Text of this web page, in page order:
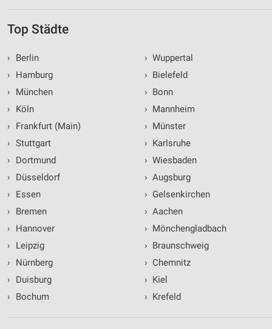
Top Städte
›
Berlin
›
Hamburg
›
München
›
Köln
›
Frankfurt (Main)
› Stuttgart
›
Dortmund
›
Düsseldorf
›
Essen
›
Bremen
›
Hannover
›
Leipzig
›
Nürnberg
›
Duisburg
›
Bochum
› Wuppertal
› Bielefeld
› Bonn
› Mannheim
› Münster
› Karlsruhe
› Wiesbaden
› Augsburg
› Gelsenkirchen
› Aachen
› Mönchengladbach
› Braunschweig
› Chemnitz
› Kiel
› Krefeld